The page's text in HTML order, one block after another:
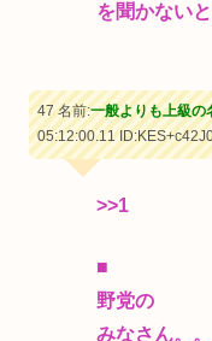
を聞かない
47 名前:一般よりも上級の
05:12:00.11
>>1
■
野党の
みなさん。